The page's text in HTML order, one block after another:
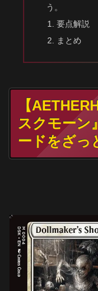
う。
要点解説
まとめ
【
スクモーン
ードをざっ